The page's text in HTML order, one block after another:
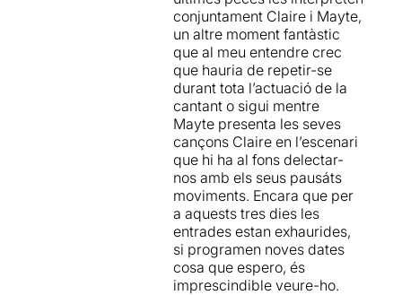
conjuntament Claire i Mayte,
un altre moment fantàstic
que al meu entendre crec
que hauria de repetir-se
durant tota l’actuació de la
cantant o sigui mentre
Mayte presenta les seves
cançons Claire en l’escenari
que hi ha al fons delectar-
nos amb els seus pausáts
moviments. Encara que per
a aquests tres dies les
entrades estan exhaurides,
si programen noves dates
cosa que espero, és
imprescindible veure-ho.